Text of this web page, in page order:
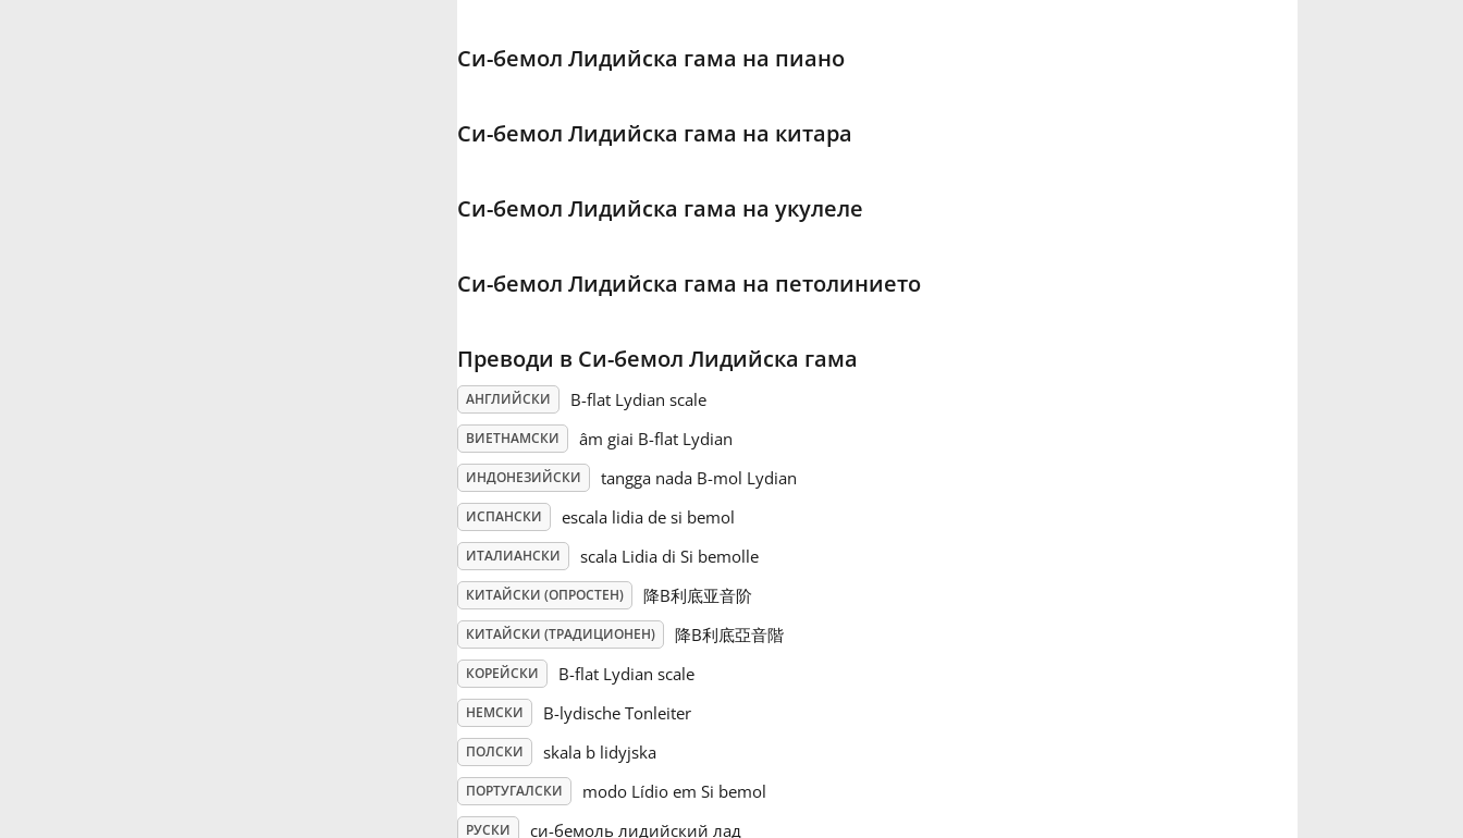
Си-бемол Лидийска гама на пиано
Си-бемол Лидийска гама на китара
Си-бемол Лидийска гама на укулеле
Си-бемол Лидийска гама на петолинието
Преводи в Си-бемол Лидийска гама
АНГЛИЙСКИ B-flat Lydian scale
ВИЕТНАМСКИ âm giai B-flat Lydian
ИНДОНЕЗИЙСКИ tangga nada B-mol Lydian
ИСПАНСКИ escala lidia de si bemol
ИТАЛИАНСКИ scala Lidia di Si bemolle
КИТАЙСКИ (ОПРОСТЕН) 降B利底亚音阶
КИТАЙСКИ (ТРАДИЦИОНЕН) 降B利底亞音階
КОРЕЙСКИ B-flat Lydian scale
НЕМСКИ B-lydische Tonleiter
ПОЛСКИ skala b lidyjska
ПОРТУГАЛСКИ modo Lídio em Si bemol
РУСКИ си-бемоль лидийский лад